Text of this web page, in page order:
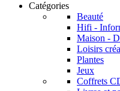
Catégories
Beauté
Hifi -
Maison -
Loisirs
Plantes
Jeux
Coffrets